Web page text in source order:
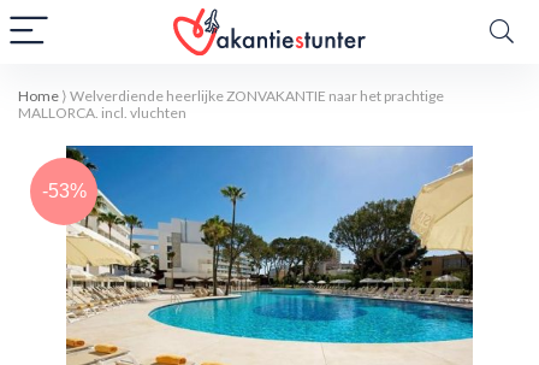
Home ⟩ Welverdiende heerlijke ZONVAKANTIE naar het prachtige
MALLORCA. incl. vluchten
-53%